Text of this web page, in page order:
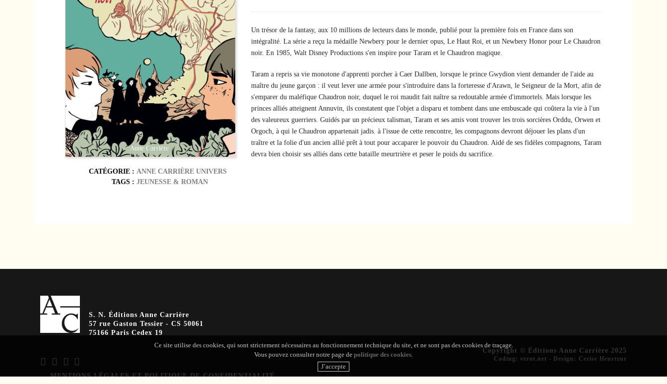
CATÉGORIE : ANNE CARRIÈRE UNIVERS
TAGS : JEUNESSE& ROMAN
Un trésor de la fantasy, aux 10 millions de lecteurs dans le monde, publié pour la première fois en France dans son
intégralité. La série a reçu la médaille Newbery pour le dernier opus, Le Haut Roi, et un Newbery Honor pour Le Chaudron
noir. En 1985, Walt Disney Productions s'en inspire pour Taram et le Chaudron magique.
Taram a repris sa vie monotone d'apprenti porcher à Caer Dallben, lorsque le prince Gwydion vient demander de l'aide au
maître du jeune garçon : il veut lever une armée pour s'introduire dans la forteresse d'Arawn, le Seigneur de la Mort, afin de
s'emparer du maléfique Chaudron noir, duquel le roi maudit fait naître sa redoutable armée d'immortels. Mais lorsque les
princes alliés atteignent Annuvin, ils constatent que l'objet a disparu et tombent dans une embuscade qui coûtera la vie à l'un
des valeureux guerriers. Guidés par un précieux talisman, Taram et ses amis vont trouver les trois sorcières Orddu, Orwen et
Orgoch, à qui le Chaudron appartenait jadis. à l'issue de cette rencontre, les compagnons devront déjouer les plans d'un
traître et la folie d'un ancien allié prêt à tout pour accaparer le pouvoir du Chaudron. Aidé de ses fidèles compagnons, Taram
devra bien choisir ses alliés dans cette bataille meurtrière et peser le poids du sacrifice.
S. N. Éditions Anne Carrière
57 rue Gaston Tessier - CS 50061
75166 Paris Cedex 19
MENTIONS LÉGALES ET POLITIQUE DE CONFIDENTIALITÉ
Copyright © Éditions Anne Carrière 2025
Coding :verot.net - Design : Cerise Heurteur
Ce site utilise des cookies, qui sont strictement nécessaires au fonctionnement technique du site, et ne sont pas des cookies de traçage.
Vous pouvez consulter notre page de politique des cookies.